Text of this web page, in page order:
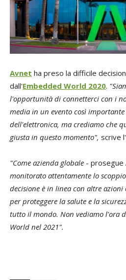
Avnet ha preso la difficile
dall'Embedded World 2020.
l'opportunità di connetterci con i
media in un evento così importante
dell'elettronica, ma crediamo che
giusta in questo momento", scrive
"Come azienda globale - prosegue
monitorato attentamente lo
decisione è in linea con altre
per proteggere la salute e la
tutto il mondo. Non vediamo l'ora
World nel 2021".